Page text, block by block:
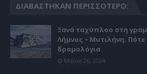
ΔΙΑΒΆΣΤΗΚΑΝ ΠΕΡΙΣΣΌΤΕΡΟ:
Ξανά ταχύπλοο στη
Λήμνος – Μυτιλήνη. Πότε
δρομολόγια
Μαΐου 26, 2024